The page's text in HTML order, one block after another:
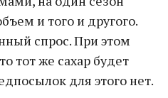
и того и другого.
спрос. При этом
тот же сахар будет
для этого нет.